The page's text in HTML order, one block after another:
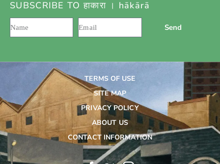
SUBSCRIBE TO हाकारा । hākārā
Send
TERMS OF USE
SITE MAP
PRIVACY POLICY
ABOUT US
CONTACT INFORMATION